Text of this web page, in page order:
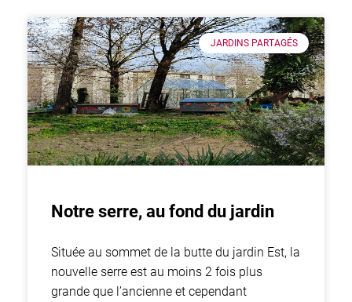
JARDINS PARTAGÉS
Notre serre, au fond du jardin
Située au sommet de la butte du jardin Est, la
nouvelle serre est au moins 2 fois plus
grande que l’ancienne et cependant